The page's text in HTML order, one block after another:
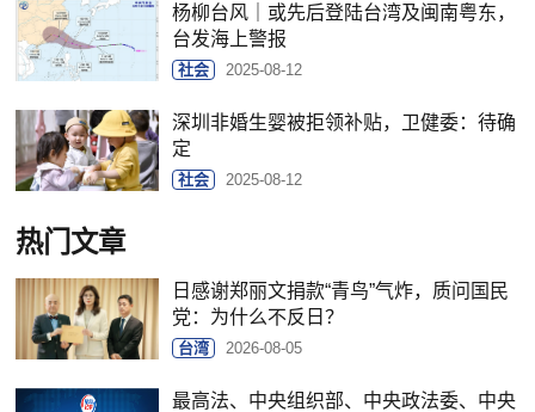
杨柳台风｜或先后登陆台湾及闽南粤东，
台发海上警报
社会 2025-08-12
深圳非婚生婴被拒领补贴，卫健委：待确
定
社会 2025-08-12
热门文章
日感谢郑丽文捐款“青鸟”气炸，质问国民
党：为什么不反日？
台湾 2026-08-05
最高法、中央组织部、中央政法委、中央